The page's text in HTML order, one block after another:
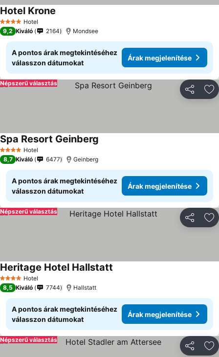
4 KategóriaHotel
Hotel Krone
9,2 Kiváló 2164 Mondsee
A pontos árak megtekintéséhez
válasszon dátumokat
Árak megjelenítése
Népszerű választás
4 KategóriaHotel
Spa Resort Geinberg
8,7 Kiváló 6477 Geinberg
A pontos árak megtekintéséhez
válasszon dátumokat
Árak megjelenítése
Népszerű választás
4 KategóriaHotel
Heritage Hotel Hallstatt
8,5 Kiváló 7744 Hallstatt
A pontos árak megtekintéséhez
válasszon dátumokat
Árak megjelenítése
Népszerű választás